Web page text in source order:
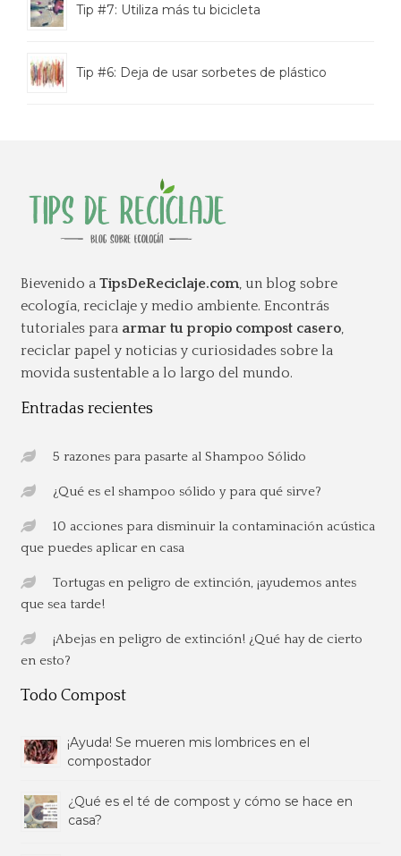
Tip #7: Utiliza más tu bicicleta
Tip #6: Deja de usar sorbetes de plástico
Bievenido a TipsDeReciclaje.com , un blog sobre
ecología, reciclaje y medio ambiente. Encontrás
tutoriales para armar tu propio compost casero
reciclar papel y noticias y curiosidades sobre la
movida sustentable a lo largo del mundo.
Entradas recientes
5 razones para pasarte al Shampoo Sólido
¿Qué es el shampoo sólido y para qué sirve?
10 acciones para disminuir la contaminación acústica
que puedes aplicar en casa
Tortugas en peligro de extinción, ¡ayudemos antes
que sea tarde!
¡Abejas en peligro de extinción! ¿Qué hay de cierto
en esto?
Todo Compost
¡Ayuda! Se mueren mis lombrices en el
compostador
¿Qué es el té de compost y cómo se hace en
casa?